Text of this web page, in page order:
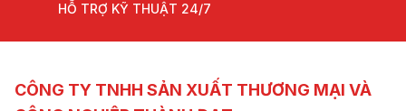
HỖ TRỢ KỸ THUẬT 24/7
CÔNG TY TNHH SẢN XUẤT THƯƠNG MẠI VÀ